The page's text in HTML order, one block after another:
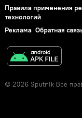
Правила применения
технологий
Реклама Обратная
© 2026 Sputnik Все